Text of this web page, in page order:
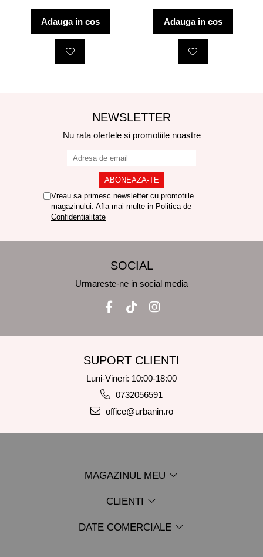
Adauga in cos Adauga in cos
NEWSLETTER
Nu rata ofertele si promotiile noastre
Vreau sa primesc newsletter cu promotiile
magazinului. Afla mai multe in Politica de
Confidentialitate
SOCIAL
Urmareste-ne in social media
SUPORT CLIENTI
Luni-Vineri: 10:00-18:00
0732056591
office@urbanin.ro
MAGAZINUL MEU
CLIENTI
DATE COMERCIALE